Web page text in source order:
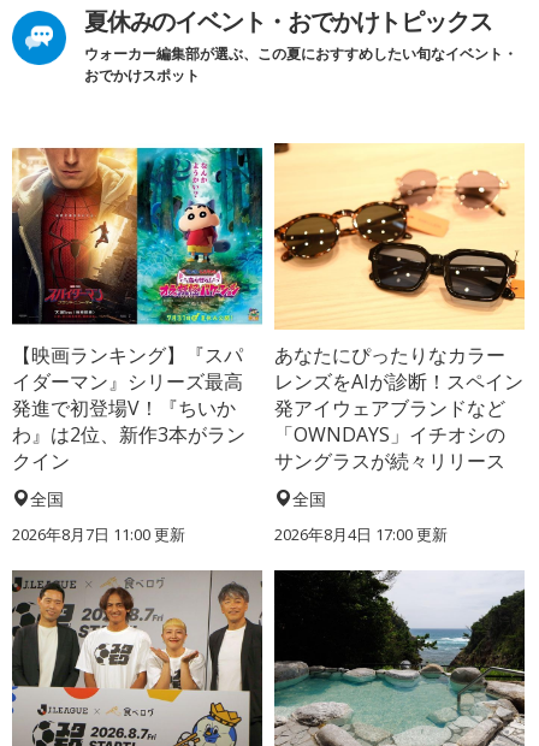
夏休みのイベント・おでかけトピックス
ウォーカー編集部が選ぶ、この夏におすすめしたい旬なイベント・
おでかけスポット
【映画ランキング】『スパ
イダーマン』シリーズ最高
発進で初登場V！『ちいか
わ』は2位、新作3本がラン
クイン
全国
2026年8月7日 11:00更新
あなたにぴったりなカラー
レンズをAIが診断！スペイン
発アイウェアブランドなど
「OWNDAYS」イチオシの
サングラスが続々リリース
全国
2026年8月4日 17:00更新